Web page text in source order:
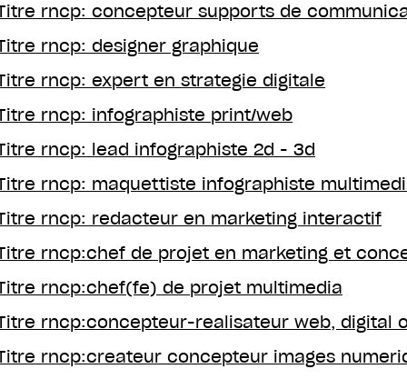
rncp: concepteur supports de
rncp: designer graphique
rncp: expert en strategie digitale
rncp: infographiste print/web
rncp: lead infographiste 2d - 3d
rncp: maquettiste infographiste
rncp: redacteur en marketing interactif
rncp:chef de projet en marketing et
rncp:chef(fe) de projet multimedia
rncp:concepteur-realisateur web, digital
rncp:createur concepteur images